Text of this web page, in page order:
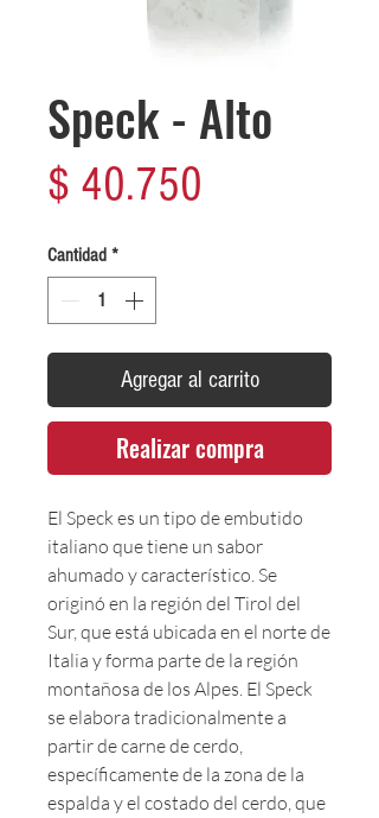
Speck - Alto
$ 40.750
Cantidad *
Agregar al carrito
Realizar compra
El Speck es un tipo de embutido
italiano que tiene un sabor
ahumado y característico. Se
originó en la región del Tirol del
Sur, que está ubicada en el norte de
Italia y forma parte de la región
montañosa de los Alpes. El Speck
se elabora tradicionalmente a
partir de carne de cerdo,
específicamente de la zona de la
espalda y el costado del cerdo, que